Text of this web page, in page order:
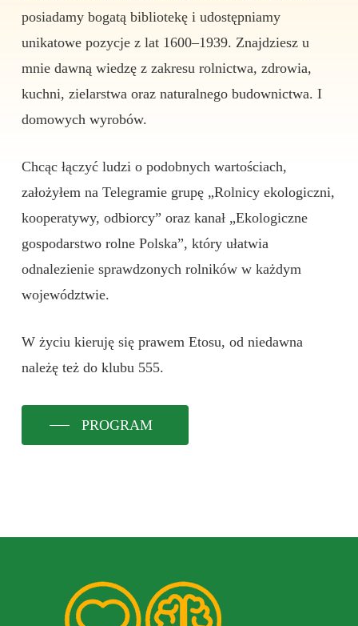
posiadamy bogatą bibliotekę i udostępniamy
unikatowe pozycje z lat 1600–1939. Znajdziesz u
mnie dawną wiedzę z zakresu rolnictwa, zdrowia,
kuchni, zielarstwa oraz naturalnego budownictwa. I
domowych wyrobów.
Chcąc łączyć ludzi o podobnych wartościach,
założyłem na Telegramie grupę „Rolnicy ekologiczni,
kooperatywy, odbiorcy” oraz kanał „Ekologiczne
gospodarstwo rolne Polska”, który ułatwia
odnalezienie sprawdzonych rolników w każdym
województwie.
W życiu kieruję się prawem Etosu, od niedawna
należę też do klubu 555.
PROGRAM